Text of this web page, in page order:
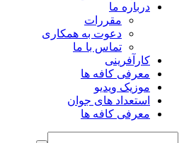
درباره ما
مقررات
دعوت به همکاری
تماس با ما
کارآفرینی
معرفی کافه ها
موزیک ویدیو
استعداد های جوان
معرفی کافه ها